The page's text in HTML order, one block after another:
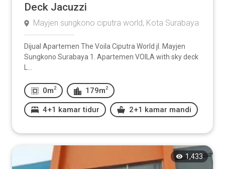
Deck Jacuzzi
Mayjen sungkono ciputra world, Kota Surabaya
Dijual Apartemen The Voila Ciputra World jl. Mayjen
Sungkono Surabaya 1. Apartemen VOILA with sky deck
0m 2 179m 2
4+1 kamar tidur 2+1 kamar mandi
1,433